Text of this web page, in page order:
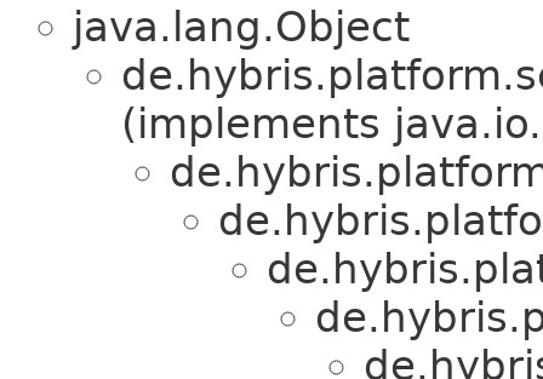
java.lang.Object
(implements